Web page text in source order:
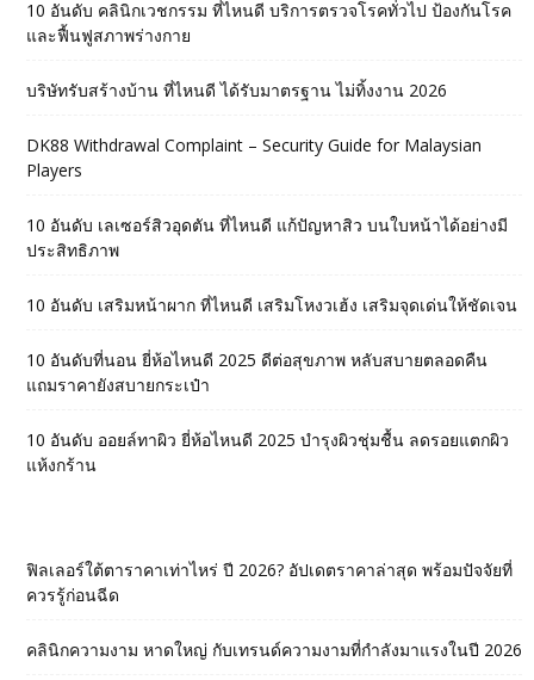
10 อันดับ คลินิกเวชกรรม ที่ไหนดี บริการตรวจโรคทั่วไป ป้องกันโรค
และฟื้นฟูสภาพร่างกาย
บริษัทรับสร้างบ้าน ที่ไหนดี ได้รับมาตรฐาน ไม่ทิ้งงาน 2026
DK88 Withdrawal Complaint – Security Guide for Malaysian
Players
10 อันดับ เลเซอร์สิวอุดตัน ที่ไหนดี แก้ปัญหาสิว บนใบหน้าได้อย่างมี
ประสิทธิภาพ
10 อันดับ เสริมหน้าผาก ที่ไหนดี เสริมโหงวเฮ้ง เสริมจุดเด่นให้ชัดเจน
10 อันดับที่นอน ยี่ห้อไหนดี 2025 ดีต่อสุขภาพ หลับสบายตลอดคืน
แถมราคายังสบายกระเป๋า
10 อันดับ ออยล์ทาผิว ยี่ห้อไหนดี 2025 บำรุงผิวชุ่มชื้น ลดรอยแตกผิว
แห้งกร้าน
ฟิลเลอร์ใต้ตาราคาเท่าไหร่ ปี 2026? อัปเดตราคาล่าสุด พร้อมปัจจัยที่
ควรรู้ก่อนฉีด
คลินิกความงาม หาดใหญ่ กับเทรนด์ความงามที่กำลังมาแรงในปี 2026